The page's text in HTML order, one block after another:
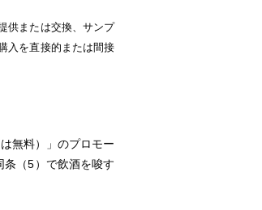
供または交換、サンプ
入を直接的または間接
無料）」のプロモー
条（5）で飲酒を唆す